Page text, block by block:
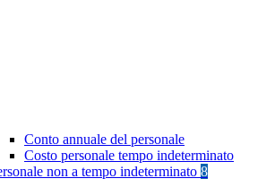
Conto annuale del personale
Costo personale tempo indeterminato
non a tempo indeterminato 8